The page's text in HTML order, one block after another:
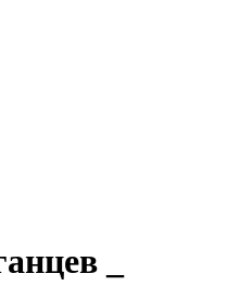
_